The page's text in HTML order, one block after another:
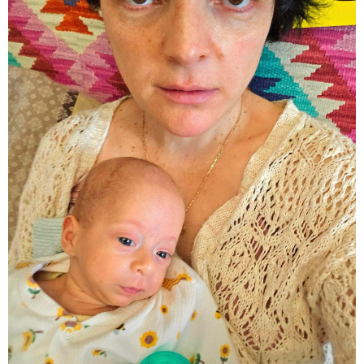
რა უნდა გავაკეთოთ პირველ
რიგში შუქის გამორთვისას: 5
მნიშვნელოვანი ნაბიჯი
1-დღიანი ტურები თბილისიდან:
სად წავიდეთ დილით და
დავბრუნდეთ საღამოს?
მსოფლიო